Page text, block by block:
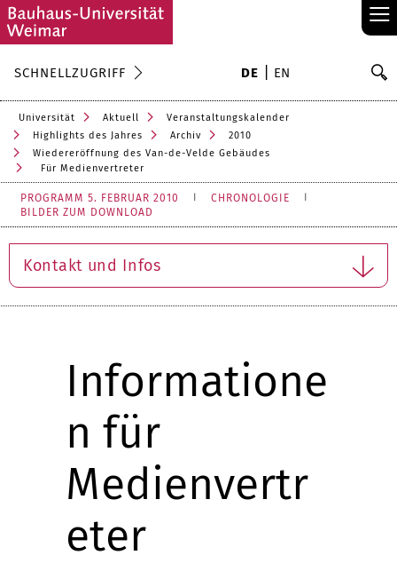
≡
SCHNELLZUGRIFF DE EN
Universität Aktuell
Veranstaltungskalender
Highlights des Jahres
Archiv
2010
Wiedereröffnung des Van-de-Velde Gebäudes
Für Medienvertreter
PROGRAMM 5. FEBRUAR 2010
CHRONOLOGIE
BILDER ZUM DOWNLOAD
Kontakt und Infos
Informatione
n für
Medienvertr
eter